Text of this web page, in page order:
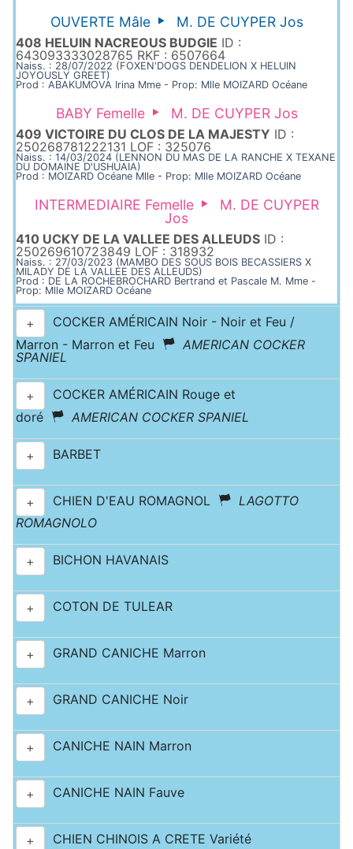
OUVERTE Mâle M. DE CUYPER Jos
408 HELUIN NACREOUS BUDGIE ID :
643093333028765 RKF : 6507664
Naiss. : 28/07/2022 (FOXEN'DOGS DENDELION X HELUIN
JOYOUSLY GREET)
Prod : ABAKUMOVA Irina Mme - Prop: Mlle MOIZARD Océane
BABY Femelle M. DE CUYPER Jos
409 VICTOIRE DU CLOS DE LA MAJESTY ID :
250268781222131 LOF : 325076
Naiss. : 14/03/2024 (LENNON DU MAS DE LA RANCHE X TEXANE
DU DOMAINE D'USHUAIA)
Prod : MOIZARD Océane Mlle - Prop: Mlle MOIZARD Océane
INTERMEDIAIRE Femelle
M. DE CUYPER
Jos
410 UCKY DE LA VALLEE DES ALLEUDS ID :
250269610723849 LOF : 318932
Naiss. : 27/03/2023 (MAMBO DES SOUS BOIS BECASSIERS X
MILADY DE LA VALLEE DES ALLEUDS)
Prod : DE LA ROCHEBROCHARD Bertrand et Pascale M. Mme -
Prop: Mlle MOIZARD Océane
+
COCKER AMÉRICAIN Noir - Noir et Feu /
Marron - Marron et Feu
AMERICAN COCKER
SPANIEL
+
COCKER AMÉRICAIN Rouge et
doré
AMERICAN COCKER SPANIEL
+ BARBET
+ CHIEN D'EAU ROMAGNOL
LAGOTTO
ROMAGNOLO
+ BICHON HAVANAIS
+ COTON DE TULEAR
+ GRAND CANICHE Marron
+ GRAND CANICHE Noir
+ CANICHE NAIN Marron
+ CANICHE NAIN Fauve
+
CHIEN CHINOIS A CRETE Variété